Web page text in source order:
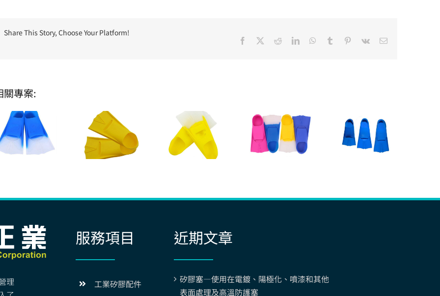
Share This Story, Choose Your Platform!
Facebook RedditLinkedInWhatsApp
Tumblr Pinterest
Vk Email:
關專案:
理
服務項目
工業矽膠配件
近期文章
矽膠塞—使用在電鍍、陽極化、噴漆和其他
表面處理及高溫防護塞